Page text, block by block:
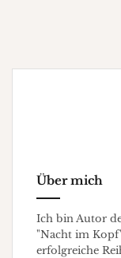
Über mich
Ich bin Autor
"Nacht im
erfolgreiche